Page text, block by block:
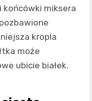
końcówki miksera
kropla
może
ubicie białek.